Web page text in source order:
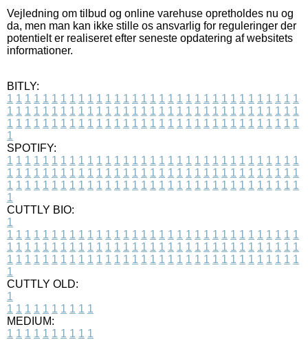
Vejledning om tilbud og online varehuse opretholdes nu og
da, men man kan ikke stille os ansvarlig for reguleringer der
potentielt er realiseret efter seneste opdatering af websitets
informationer.
BITLY:
1 1 1 1 1 1 1 1 1 1 1 1 1 1 1 1 1 1 1 1 1 1 1 1 1 1 1 1 1 1 1 1 1
1 1 1 1 1 1 1 1 1 1 1 1 1 1 1 1 1 1 1 1 1 1 1 1 1 1 1 1 1 1 1 1 1
1 1 1 1 1 1 1 1 1 1 1 1 1 1 1 1 1 1 1 1 1 1 1 1 1 1 1 1 1 1 1 1 1
1
SPOTIFY:
1 1 1 1 1 1 1 1 1 1 1 1 1 1 1 1 1 1 1 1 1 1 1 1 1 1 1 1 1 1 1 1 1
1 1 1 1 1 1 1 1 1 1 1 1 1 1 1 1 1 1 1 1 1 1 1 1 1 1 1 1 1 1 1 1 1
1 1 1 1 1 1 1 1 1 1 1 1 1 1 1 1 1 1 1 1 1 1 1 1 1 1 1 1 1 1 1 1 1
1
CUTTLY BIO:
1
1 1 1 1 1 1 1 1 1 1 1 1 1 1 1 1 1 1 1 1 1 1 1 1 1 1 1 1 1 1 1 1 1
1 1 1 1 1 1 1 1 1 1 1 1 1 1 1 1 1 1 1 1 1 1 1 1 1 1 1 1 1 1 1 1 1
1 1 1 1 1 1 1 1 1 1 1 1 1 1 1 1 1 1 1 1 1 1 1 1 1 1 1 1 1 1 1 1 1
1
CUTTLY OLD:
1
1 1 1 1 1 1 1 1 1 1
MEDIUM:
1 1 1 1 1 1 1 1 1 1